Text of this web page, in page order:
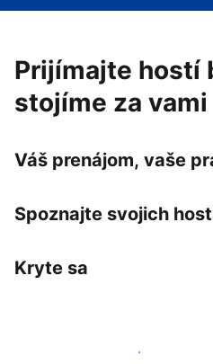
Prijímajte hostí
stojíme za vami
Váš prenájom, vaše
Spoznajte svojich
Kryte sa
Začať ponúkať svoje